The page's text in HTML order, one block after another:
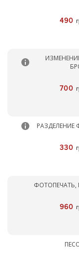
490
700
РАЗДЕЛЕНИЕ
330
ФОТОПЕЧАТЬ,
960